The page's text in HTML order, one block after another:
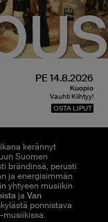
PE 14.8.2026
Kuopio
Vauhti Kiihtyy!
OSTA LIPUT
kerännyt
Suomen
brändinsä, perusti
ja energisimmän
yhtyeen musiikin
ja Van
ponnistava
musiikissa.